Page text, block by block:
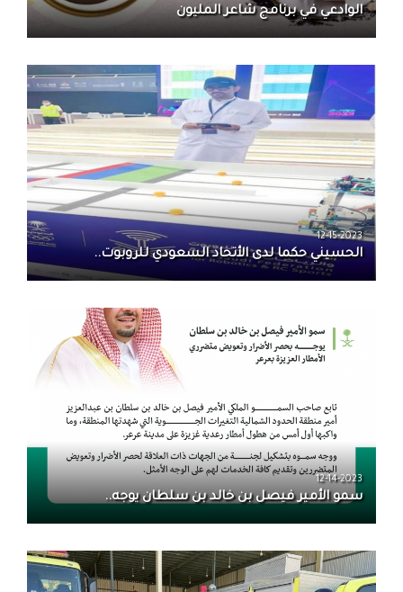
الوادعي في برنامج شاعر المليون
12-15-2023
الحسيني حكما لدى الأتحاد السعودي للروبوت..
12-14-2023
سمو الأمير فيصل بن خالد بن سلطان يوجه..